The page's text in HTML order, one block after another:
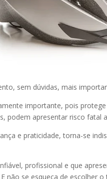
sem dúvidas, mais
importante, pois
podem apresentar risco fatal
e praticidade, torna-se
profissional e que
não se esqueça de escolher